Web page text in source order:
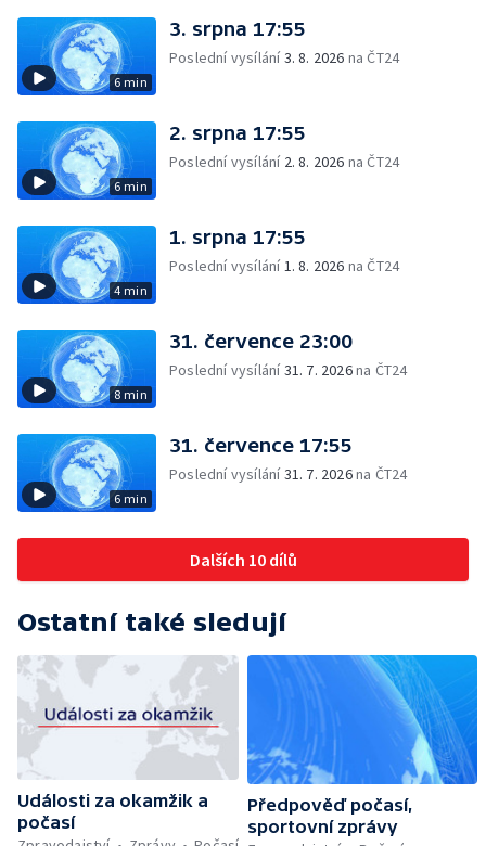
6 min
3. srpna 17:55
Poslední vysílání3. 8. 2026 na ČT24
6 min
2. srpna 17:55
Poslední vysílání 2. 8. 2026 na ČT24
4 min
1. srpna 17:55
Poslední vysílání1. 8. 2026 na ČT24
8 min
31. července 23:00
Poslední vysílání31. 7. 2026na ČT24
6 min
31. července 17:55
Poslední vysílání31. 7. 2026na ČT24
Dalších 10 dílů
Ostatní také sledují
Události za okamžik a
počasí
Předpověď počasí,
sportovní zprávy